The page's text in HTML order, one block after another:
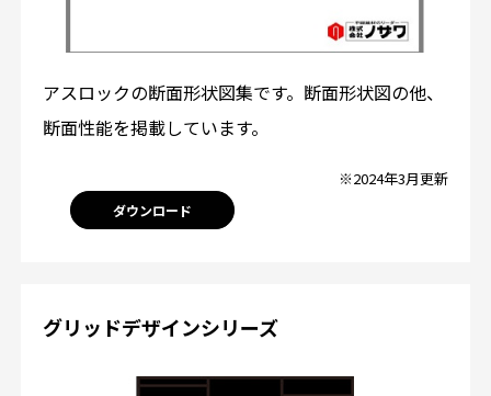
アスロックの断面形状図集です。断面形状図の他、
断面性能を掲載しています。
※2024年3月更新
ダウンロード
グリッドデザインシリーズ